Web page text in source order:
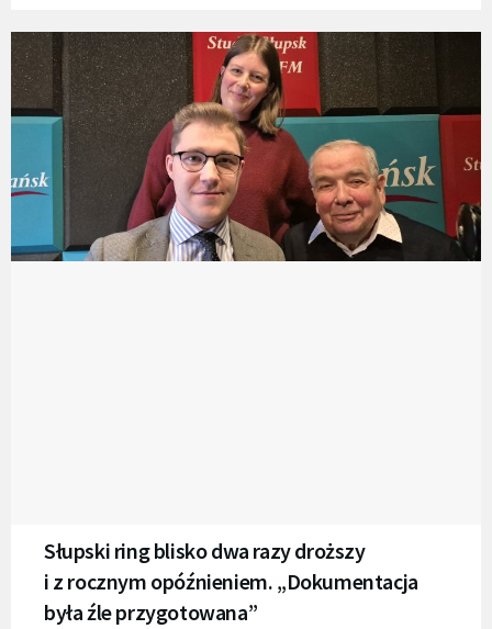
Słupski ring blisko dwa razy droższy
i z rocznym opóźnieniem. „Dokumentacja
była źle przygotowana”